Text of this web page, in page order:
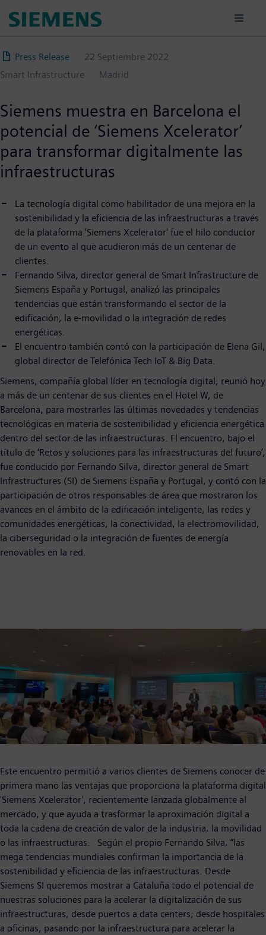
principal
Press Release
22 Septiembre 2022
Smart Infrastructure
Madrid
Siemens muestra en Barcelona el
potencial de ‘Siemens Xcelerator’
para transformar digitalmente las
infraestructuras
La tecnología digital como habilitador de una mejora en la
sostenibilidad y la eficiencia de las infraestructuras a través
de la plataforma 'Siemens Xcelerator' fue el hilo conductor
de un evento al que acudieron más de un centenar de
clientes.
Fernando Silva, director general de Smart Infrastructure de
Siemens España y Portugal, analizó las principales
tendencias que están transformando el sector de la
edificación, la e-movilidad o la integración de redes
energéticas.
El encuentro también contó con la participación de Elena Gil,
global director de Telefónica Tech IoT & Big Data.
Siemens, compañía global líder en tecnología digital, reunió hoy
a más de un centenar de sus clientes en el Hotel W, de
Barcelona, para mostrarles las últimas novedades y tendencias
tecnológicas en materia de sostenibilidad y eficiencia energética
dentro del sector de las infraestructuras. El encuentro, bajo el
título de ‘Retos y soluciones para las infraestructuras del futuro’,
fue conducido por Fernando Silva, director general de Smart
Infrastructures (SI) de Siemens España y Portugal, y contó con la
participación de otros responsables de área que mostraron los
avances en el ámbito de la edificación inteligente, las redes y
comunidades energéticas, la conectividad, la electromovilidad,
la ciberseguridad o la integración de fuentes de energía
renovables en la red.
Este encuentro permitió a varios clientes de Siemens conocer de
primera mano las ventajas que proporciona la plataforma digital
'Siemens Xcelerator', recientemente lanzada globalmente al
mercado, y que ayuda a trasformar la aproximación digital a
toda la cadena de creación de valor de la industria, la movilidad
o las infraestructuras. Según el propio Fernando Silva, “las
mega tendencias mundiales confirman la importancia de la
sostenibilidad y eficiencia de las infraestructuras. Desde
Siemens SI queremos mostrar a Cataluña todo el potencial de
nuestras soluciones para la acelerar la digitalización de sus
infraestructuras, desde puertos a data centers; desde hospitales
a oficinas, pasando por la infraestructura para acelerar la